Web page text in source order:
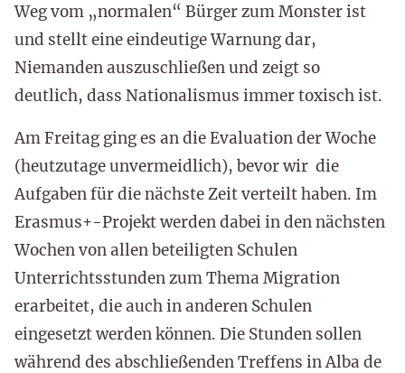
Weg vom „normalen“ Bürger zum Monster ist
und stellt eine eindeutige Warnung dar,
Niemanden auszuschließen und zeigt so
deutlich, dass Nationalismus immer toxisch ist.
Am Freitag ging es an die Evaluation der Woche
(heutzutage unvermeidlich), bevor wir die
Aufgaben für die nächste Zeit verteilt haben. Im
Erasmus+-Projekt werden dabei in den nächsten
Wochen von allen beteiligten Schulen
Unterrichtsstunden zum Thema Migration
erarbeitet, die auch in anderen Schulen
eingesetzt werden können. Die Stunden sollen
während des abschließenden Treffens in Alba de